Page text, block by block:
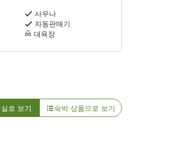
사우나
자동판매기
대욕장
로 보기 숙박 상품으로 보기